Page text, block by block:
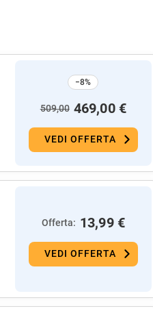
−8%
509,00 469,00 €
VEDI OFFERTA
Offerta: 13,99 €
VEDI OFFERTA